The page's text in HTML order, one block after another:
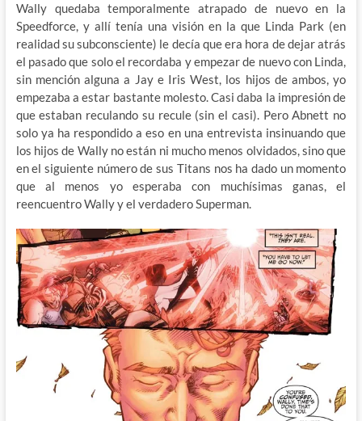
Wally quedaba temporalmente atrapado de nuevo en la
Speedforce, y allí tenía una visión en la que Linda Park (en
realidad su subconsciente) le decía que era hora de dejar atrás
el pasado que solo el recordaba y empezar de nuevo con Linda,
sin mención alguna a Jay e Iris West, los hijos de ambos, yo
empezaba a estar bastante molesto. Casi daba la impresión de
que estaban reculando su recule (sin el casi). Pero Abnett no
solo ya ha respondido a eso en una entrevista insinuando que
los hijos de Wally no están ni mucho menos olvidados, sino que
en el siguiente número de sus Titans nos ha dado un momento
que al menos yo esperaba con muchísimas ganas, el
reencuentro Wally y el verdadero Superman.